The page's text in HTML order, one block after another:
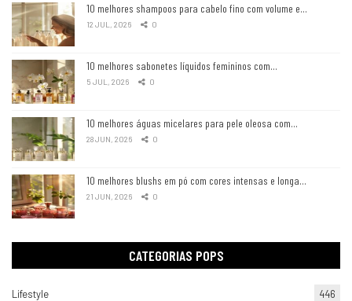
10 melhores shampoos para cabelo fino com volume e…
12 JUL, 2026 0
10 melhores sabonetes líquidos femininos com…
5 JUL, 2026 0
10 melhores águas micelares para pele oleosa com…
28 JUN, 2026 0
10 melhores blushs em pó com cores intensas e longa…
21 JUN, 2026 0
CATEGORIAS POPS
Lifestyle 446